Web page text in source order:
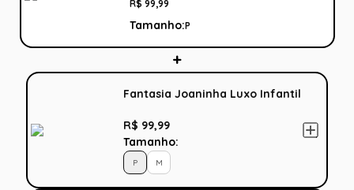
R$ 99,99
Tamanho:P
Fantasia Joaninha Luxo Infantil
R$ 99,99
Tamanho:
P M